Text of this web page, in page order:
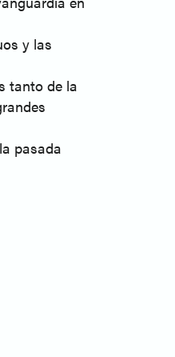
y las
tanto de la
pasada